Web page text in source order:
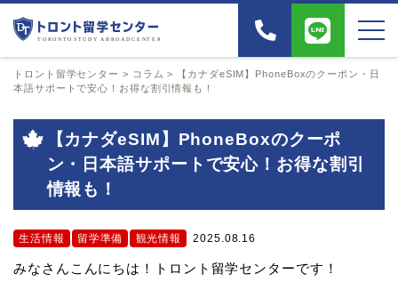
トロント留学センター > コラム >
【カナダeSIM】PhoneBoxのクーポン・日
本語サポートで安心！お得な割引情報も！
【カナダeSIM】PhoneBoxのクーポ
ン・日本語サポートで安心！お得な割引
情報も！
生活情報 留学準備 観光情報 2025.08.16
みなさんこんにちは！トロント留学センターです！